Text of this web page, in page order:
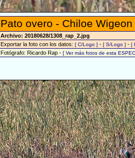
Pato overo - Chiloe
Archivo: 20180628/1308_rap_2.jpg
Exportar la foto con los datos: [ C/Logo ] - [ S/Logo ] - [
Fotógrafo: Ricardo Rap - [ Ver más fotos de esta